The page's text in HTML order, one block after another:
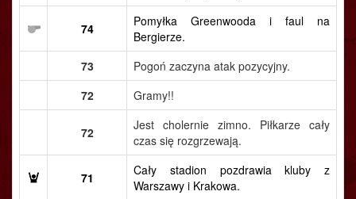
74
Pomyłka Greenwooda i faul na
Bergierze.
73
Pogoń zaczyna atak pozycyjny.
72
Gramy!!
72
Jest cholernie zimno. Piłkarze cały
czas się rozgrzewają.
71
Cały stadion pozdrawia kluby z
Warszawy i Krakowa.